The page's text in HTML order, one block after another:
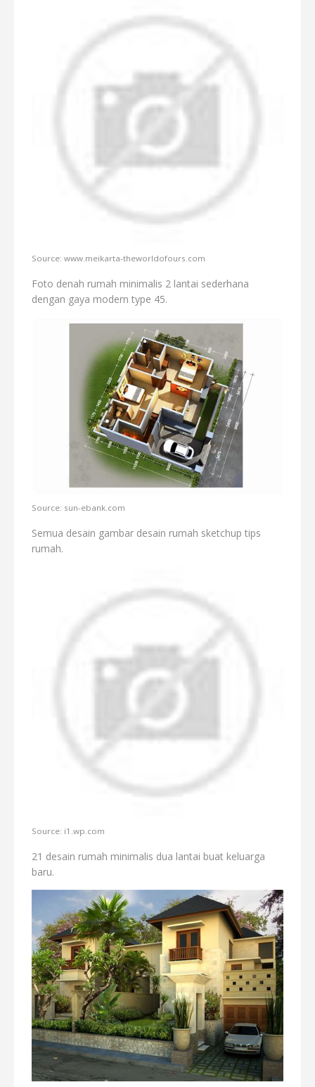
Source: www.meikarta-theworldofours.com
Foto denah rumah minimalis 2 lantai sederhana
dengan gaya modern type 45.
Source: sun-ebank.com
Semua desain gambar desain rumah sketchup tips
rumah.
Source: i1.wp.com
21 desain rumah minimalis dua lantai buat keluarga
baru.